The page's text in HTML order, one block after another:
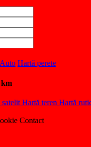
Hartă perete
km
Hartă teren Hartă
Contact